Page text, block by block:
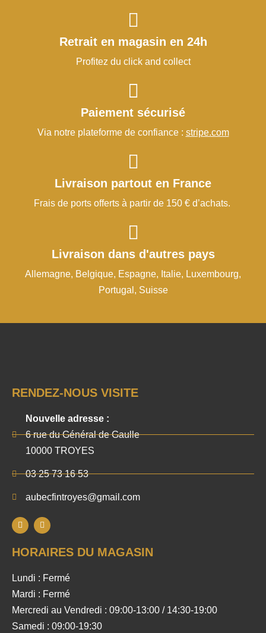
Retrait en magasin en 24h
Profitez du click and collect
Paiement sécurisé
Via notre plateforme de confiance : stripe.com
Livraison partout en France
Frais de ports offerts à partir de 150 € d’achats.
Livraison dans d'autres pays
Allemagne, Belgique, Espagne, Italie, Luxembourg,
Portugal, Suisse
RENDEZ-NOUS VISITE
Nouvelle adresse :
6 rue du Général de Gaulle
10000 TROYES
03 25 73 16 53
aubecfintroyes@gmail.com
HORAIRES DU MAGASIN
Lundi : Fermé
Mardi : Fermé
Mercredi au Vendredi : 09:00-13:00 / 14:30-19:00
Samedi : 09:00-19:30